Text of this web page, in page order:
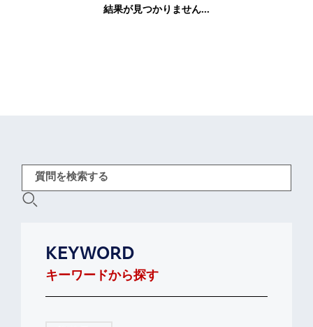
結果が見つかりません...
KEYWORD
キーワードから探す